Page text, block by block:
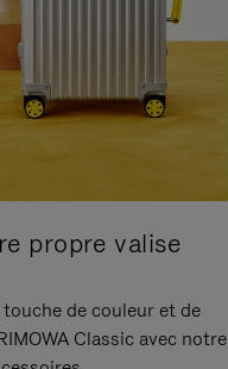
propre valise
de couleur et de
Classic avec notre